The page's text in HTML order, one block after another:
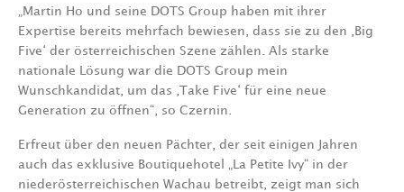
„Martin Ho und seine DOTS Group haben mit ihrer
Expertise bereits mehrfach bewiesen, dass sie zu den ‚Big
Five‘ der österreichischen Szene zählen. Als starke
nationale Lösung war die DOTS Group mein
Wunschkandidat, um das ‚Take Five‘ für eine neue
Generation zu öffnen“, so Czernin.
Erfreut über den neuen Pächter, der seit einigen Jahren
auch das exklusive Boutiquehotel „La Petite Ivy“ in der
niederösterreichischen Wachau betreibt, zeigt man sich